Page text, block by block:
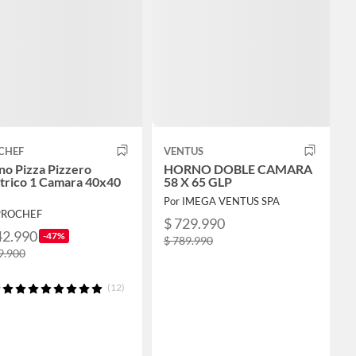
Pizza Pizzero
1 Camara 40x40
-47%
(12)
VENTUS
HORNO DOBLE CAMARA
58 X 65 GLP
Por IMEGA VENTUS SPA
$ 729.990
$ 789.990